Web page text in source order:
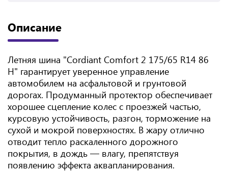
Описание
Летняя шина "Cordiant Comfort 2 175/65 R14 86
H" гарантирует уверенное управление
автомобилем на асфальтовой и грунтовой
дорогах. Продуманный протектор обеспечивает
хорошее сцепление колес с проезжей частью,
курсовую устойчивость, разгон, торможение на
сухой и мокрой поверхностях. В жару отлично
отводит тепло раскаленного дорожного
покрытия, в дождь — влагу, препятствуя
появлению эффекта аквапланирования.